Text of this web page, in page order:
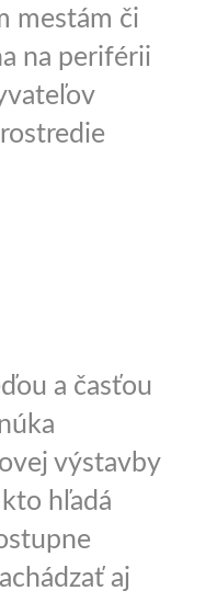
mestám či
na periférii
a časťou
výstavby
hľadá
aj